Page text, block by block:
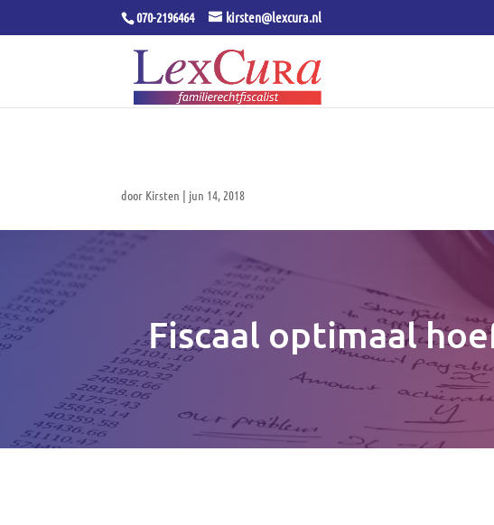
070-2196464 kirsten@lexcura.nl
door Kirsten | jun 14, 2018
Fiscaal optimaal